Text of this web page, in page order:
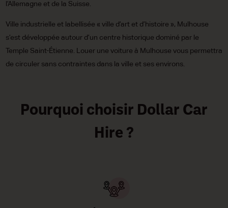
l’Allemagne et de la Suisse.
Ville industrielle et labellisée « ville d’art et d’histoire », Mulhouse
s’est développée autour d’un centre historique dominé par le
Temple Saint-Étienne. Louer une voiture à Mulhouse vous permettra
de circuler sans contraintes dans la ville et ses environs.
Pourquoi choisir Dollar Car
Hire ?